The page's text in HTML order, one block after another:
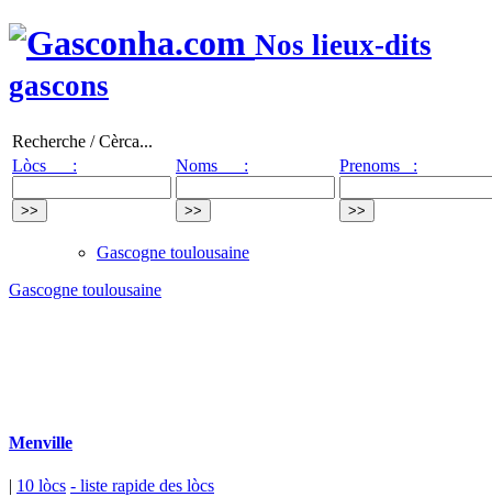
Nos lieux-dits
gascons
Recherche / Cèrca...
Lòcs :
Noms : Prenoms :
Gascogne toulousaine
Gascogne toulousaine
Menville
| 10 lòcs - liste rapide des lòcs